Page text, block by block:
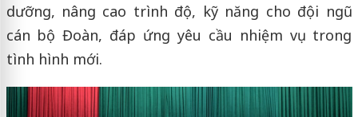
dưỡng, nâng cao trình độ, kỹ năng cho đội ngũ
cán bộ Đoàn, đáp ứng yêu cầu nhiệm vụ trong
tình hình mới.